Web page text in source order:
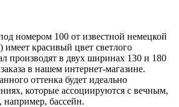
номером 100 от известной немецкой
красивый цвет светлого
производят в двух ширинах 130 и 180
в нашем интернет-магазине.
оттенка будет идеально
которые ассоциируются с вечным,
например, бассейн.